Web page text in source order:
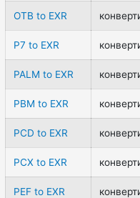
OTB to EXR
P7 to EXR
PALM to EXR
PBM to EXR
PCD to EXR
PCX to EXR
PEF to EXR